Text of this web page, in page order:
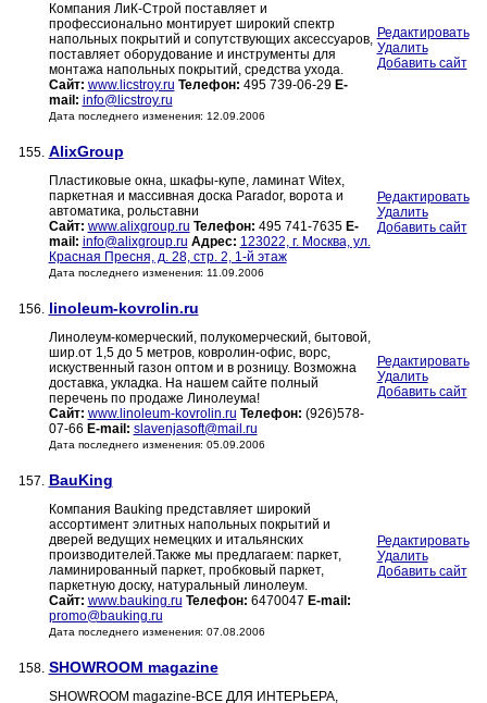
Компания ЛиК-Строй поставляет и
профессионально монтирует широкий спектр
напольных покрытий и сопутствующих аксессуаров,
поставляет оборудование и инструменты для
монтажа напольных покрытий, средства ухода.
Сайт: www.licstroy.ru Телефон: 495 739-06-29 E-
mail: info@licstroy.ru
Дата последнего изменения: 12.09.2006
Редактировать
Удалить
Добавить сайт
155. AlixGroup
Пластиковые окна, шкафы-купе, ламинат Witex,
паркетная и массивная доска Parador, ворота и
автоматика, рольставни
Сайт: www.alixgroup.ru Телефон: 495 741-7635 E-
mail: info@alixgroup.ru Адрес: 123022, г. Москва, ул.
Красная Пресня, д. 28, стр. 2, 1-й этаж
Дата последнего изменения: 11.09.2006
Редактировать
Удалить
Добавить сайт
156. linoleum-kovrolin.ru
Линолеум-комерческий, полукомерческий, бытовой,
шир.от 1,5 до 5 метров, ковролин-офис, ворс,
искуственный газон оптом и в розницу. Возможна
доставка, укладка. На нашем сайте полный
перечень по продаже Линолеума!
Сайт: www.linoleum-kovrolin.ru Телефон: (926)578-
07-66 E-mail: slavenjasoft@mail.ru
Дата последнего изменения: 05.09.2006
Редактировать
Удалить
Добавить сайт
157. BauKing
Компания Bauking представляет широкий
ассортимент элитных напольных покрытий и
дверей ведущих немецких и итальянских
производителей.Также мы предлагаем: паркет,
ламинированный паркет, пробковый паркет,
паркетную доску, натуральный линолеум.
Сайт: www.bauking.ru Телефон: 6470047 E-mail:
promo@bauking.ru
Дата последнего изменения: 07.08.2006
Редактировать
Удалить
Добавить сайт
158. SHOWROOM magazine
SHOWROOM magazine-ВСЕ ДЛЯ ИНТЕРЬЕРА,